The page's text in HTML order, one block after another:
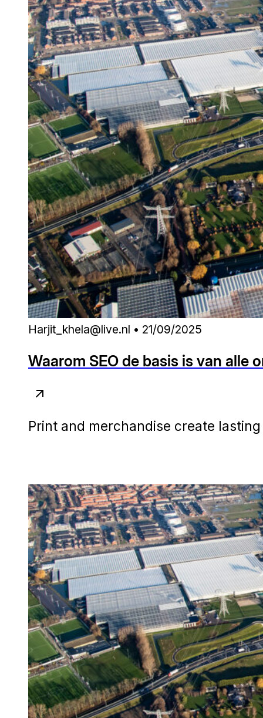
Harjit_khela@live.nl • 21/09/2025
Waarom SEO de basis is van alle
Print and merchandise create